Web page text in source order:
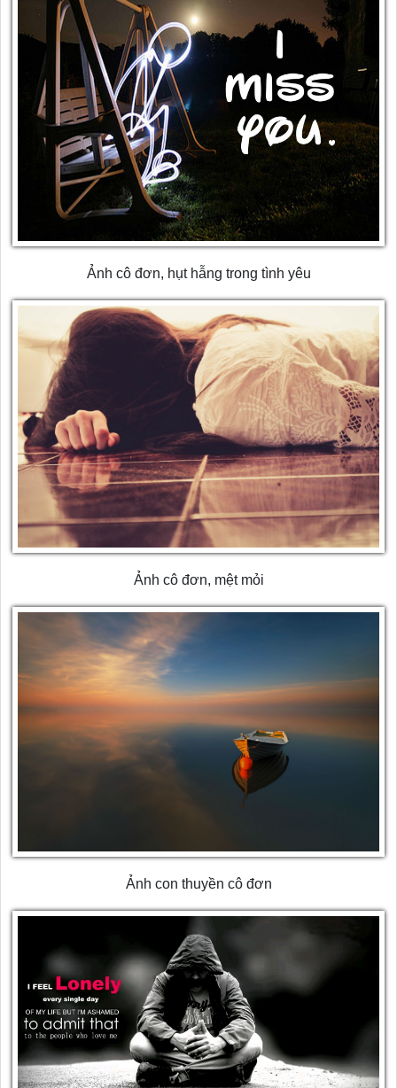
Ảnh cô đơn, hụt hẫng trong tình yêu
Ảnh cô đơn, mệt mỏi
Ảnh con thuyền cô đơn